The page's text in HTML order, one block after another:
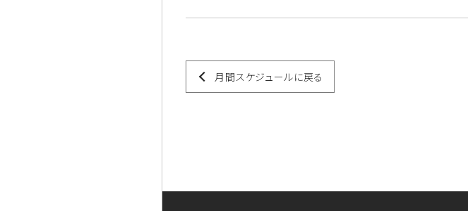
月間スケジュールに戻る